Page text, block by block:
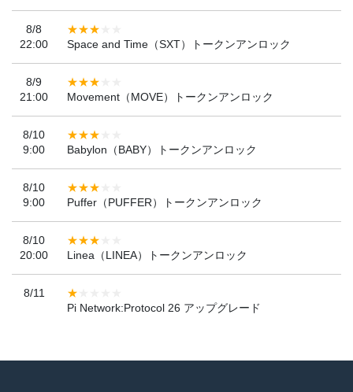
8/8
22:00
Space and Time（SXT）トークンアンロック
8/9
21:00
Movement（MOVE）トークンアンロック
8/10
9:00
Babylon（BABY）トークンアンロック
8/10
9:00
Puffer（PUFFER）トークンアンロック
8/10
20:00
Linea（LINEA）トークンアンロック
8/11
Pi Network:Protocol 26 アップグレード